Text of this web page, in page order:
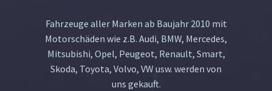
Fahrzeuge aller Marken ab Baujahr 2010 mit
Motorschäden wie z.B. Audi, BMW, Mercedes,
Mitsubishi, Opel, Peugeot, Renault, Smart,
Skoda, Toyota, Volvo, VW usw. werden von
uns gekauft.